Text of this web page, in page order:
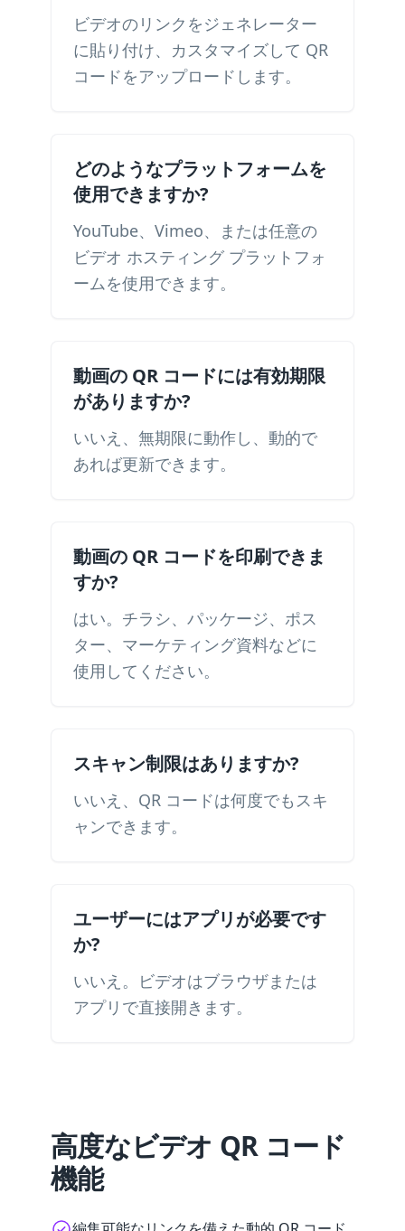
ビデオのリンクをジェネレーター
に貼り付け、カスタマイズして QR
コードをアップロードします。
どのようなプラットフォームを
使用できますか?
YouTube、Vimeo、または任意の
ビデオ ホスティング プラットフォ
ームを使用できます。
動画の QR コードには有効期限
がありますか?
いいえ、無期限に動作し、動的で
あれば更新できます。
動画の QR コードを印刷できま
すか?
はい。チラシ、パッケージ、ポス
ター、マーケティング資料などに
使用してください。
スキャン制限はありますか?
いいえ、QR コードは何度でもスキ
ャンできます。
ユーザーにはアプリが必要です
か?
いいえ。ビデオはブラウザまたは
アプリで直接開きます。
高度なビデオ QR コード
機能